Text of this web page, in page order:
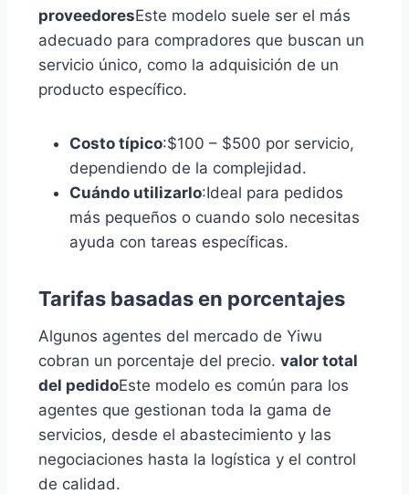
proveedoresEste modelo suele ser el más
adecuado para compradores que buscan un
servicio único, como la adquisición de un
producto específico.
Costo típico:$100 – $500 por servicio,
dependiendo de la complejidad.
Cuándo utilizarlo:Ideal para pedidos
más pequeños o cuando solo necesitas
ayuda con tareas específicas.
Tarifas basadas en porcentajes
Algunos agentes del mercado de Yiwu
cobran un porcentaje del precio. valor total
del pedidoEste modelo es común para los
agentes que gestionan toda la gama de
servicios, desde el abastecimiento y las
negociaciones hasta la logística y el control
de calidad.